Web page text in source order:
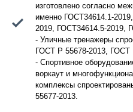
изготовлено согласно
именно ГОСТ34614.1-
2019, ГОСТ34614.5-2019,
- Уличные тренажеры
ГОСТ Р 55678-2013, ГОСТ
- Спортивное
воркаут и
комплексы
55677-2013.